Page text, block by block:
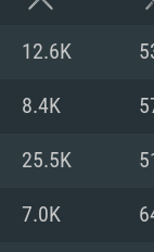
12.6K
8.4K
25.5K
7.0K